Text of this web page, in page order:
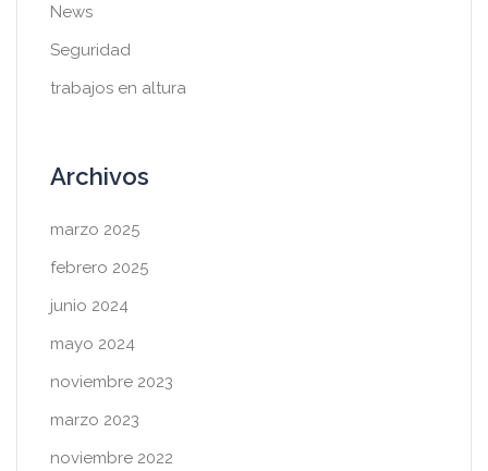
News
Seguridad
trabajos en altura
Archivos
marzo 2025
febrero 2025
junio 2024
mayo 2024
noviembre 2023
marzo 2023
noviembre 2022